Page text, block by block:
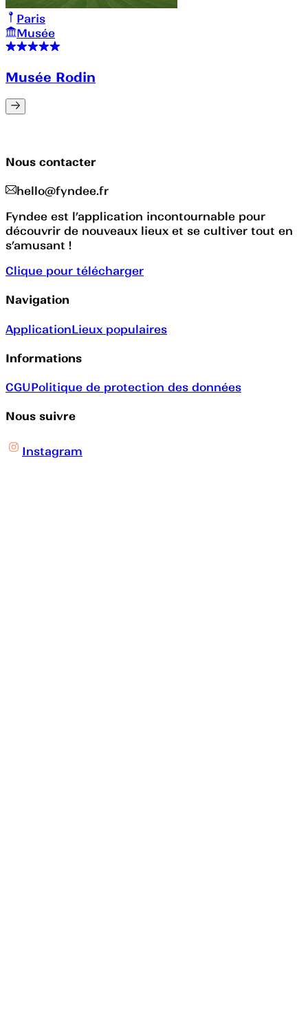
Paris
Musée
Musée Rodin
Nous contacter
hello@fyndee.fr
Fyndee est l’application incontournable pour
découvrir de nouveaux lieux et se cultiver tout en
s’amusant !
Clique pour télécharger
Navigation
ApplicationLieux populaires
Informations
CGUPolitique de protection des données
Nous suivre
Instagram